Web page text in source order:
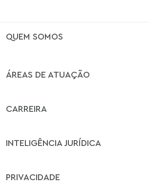
QUEM SOMOS
ÁREAS DE ATUAÇÃO
CARREIRA
INTELIGÊNCIA JURÍDICA
PRIVACIDADE